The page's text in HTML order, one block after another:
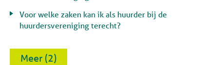
Voor welke zaken kan ik als huurder bij de
huurdersvereniging terecht?
Meer (2)